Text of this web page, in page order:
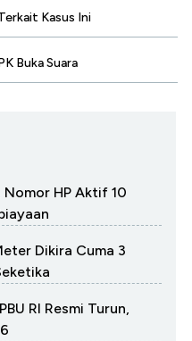
Kasus Ini
Buka Suara
HP Aktif 10
Dikira Cuma 3
RI Resmi Turun,